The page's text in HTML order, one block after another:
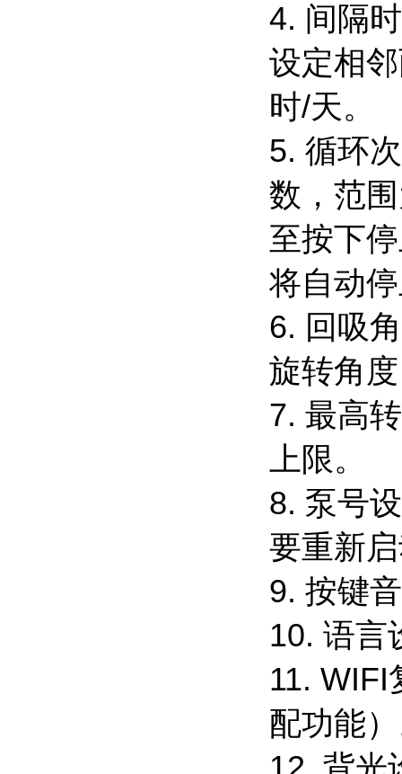
4. 间隔
设定相
时/天。
5. 循环
数，范
至按下
将自动
6. 回吸
旋转角
7. 最高
上限。
8. 泵号
要重新
9. 按键
10. 语言
11. WIFI
配功能